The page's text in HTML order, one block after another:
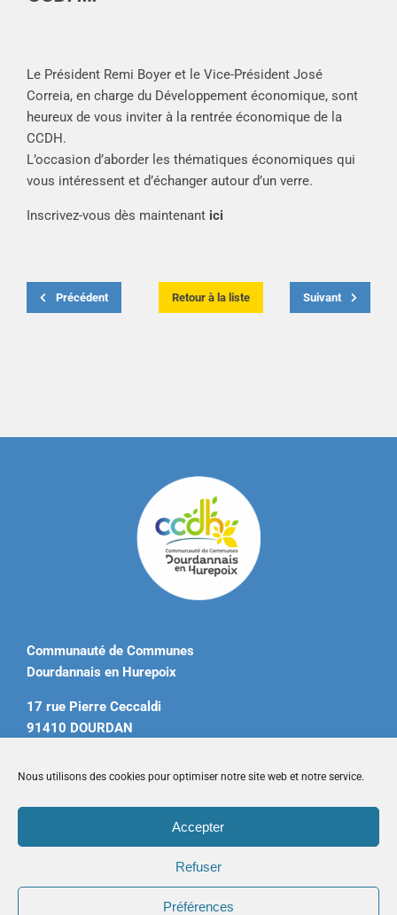
Nous utilisons des cookies pour optimiser notre site web et notre service.
Accepter
Refuser
Préférences
Le Président Remi Boyer et le Vice-Président José
Correia, en charge du Développement économique, sont
heureux de vous inviter à la rentrée économique de la
CCDH.
L’occasion d’aborder les thématiques économiques qui
vous intéressent et d’échanger autour d’un verre.
Inscrivez-vous dès maintenant ici
Précédent Retour à la liste Suivant
Communauté de Communes
Dourdannais en Hurepoix
17 rue Pierre Ceccaldi
91410 DOURDAN
contact@ccdourdannais.com
Accueil|Plan du site|Mentions légales|Contactez-nous